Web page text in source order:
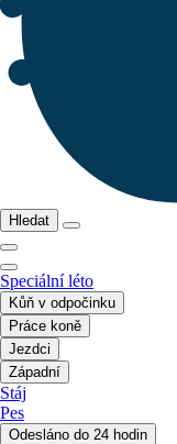
Hledat
Speciální léto
Kůň v odpočinku
Práce koně
Jezdci
Západní
Stáj
Pes
Odesláno do 24 hodin